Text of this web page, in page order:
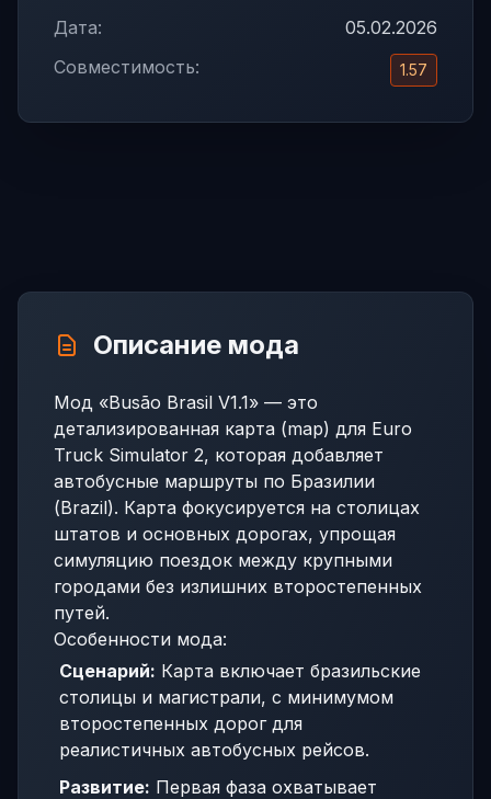
Дата:
05.02.2026
Совместимость:
1.57
Описание мода
Мод «Busão Brasil V1.1» — это
детализированная карта (map) для Euro
Truck Simulator 2, которая добавляет
автобусные маршруты по Бразилии
(Brazil). Карта фокусируется на столицах
штатов и основных дорогах, упрощая
симуляцию поездок между крупными
городами без излишних второстепенных
путей.
Особенности мода:
Сценарий: Карта включает бразильские
столицы и магистрали, с минимумом
второстепенных дорог для
реалистичных автобусных рейсов.
Развитие: Первая фаза охватывает